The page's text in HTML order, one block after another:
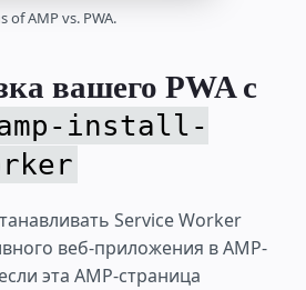
of AMP vs. PWA.
вашего PWA с
install-
Service Worker
веб-приложения в AMP-
эта AMP-страница